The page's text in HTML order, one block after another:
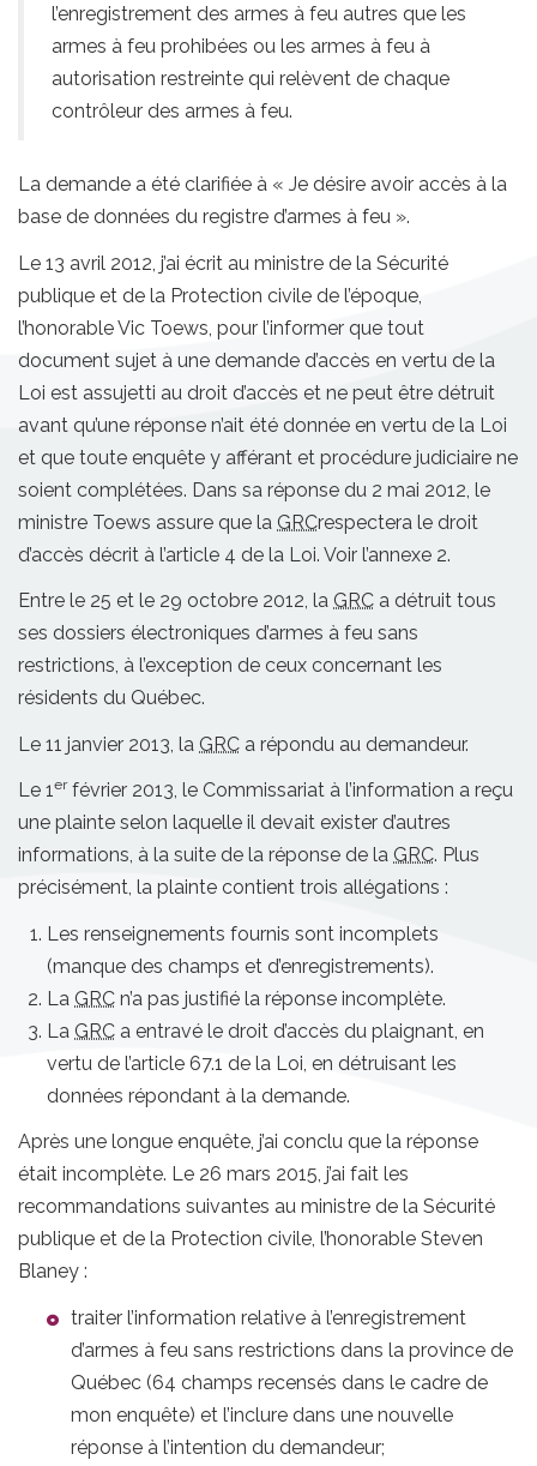
l’enregistrement des armes à feu autres que les
armes à feu prohibées ou les armes à feu à
autorisation restreinte qui relèvent de chaque
contrôleur des armes à feu.
La demande a été clarifiée à « Je désire avoir accès à la
base de données du registre d’armes à feu ».
Le 13 avril 2012, j’ai écrit au ministre de la Sécurité
publique et de la Protection civile de l’époque,
l’honorable Vic Toews, pour l’informer que tout
document sujet à une demande d’accès en vertu de la
Loi est assujetti au droit d’accès et ne peut être détruit
avant qu’une réponse n’ait été donnée en vertu de la Loi
et que toute enquête y afférant et procédure judiciaire ne
soient complétées. Dans sa réponse du 2 mai 2012, le
ministre Toews assure que la GRCrespectera le droit
d’accès décrit à l’article 4 de la Loi. Voir l’annexe 2.
Entre le 25 et le 29 octobre 2012, la GRC a détruit tous
ses dossiers électroniques d’armes à feu sans
restrictions, à l’exception de ceux concernant les
résidents du Québec.
Le 11 janvier 2013, la GRC a répondu au demandeur.
Le 1erfévrier 2013, le Commissariat à l’information a reçu
une plainte selon laquelle il devait exister d’autres
informations, à la suite de la réponse de la GRC. Plus
précisément, la plainte contient trois allégations :
Les renseignements fournis sont incomplets
(manque des champs et d’enregistrements).
La GRC n’a pas justifié la réponse incomplète.
La GRC a entravé le droit d’accès du plaignant, en
vertu de l’article 67.1 de la Loi, en détruisant les
données répondant à la demande.
Après une longue enquête, j’ai conclu que la réponse
était incomplète. Le 26 mars 2015, j’ai fait les
recommandations suivantes au ministre de la Sécurité
publique et de la Protection civile, l’honorable Steven
Blaney :
traiter l’information relative à l’enregistrement
d’armes à feu sans restrictions dans la province de
Québec (64 champs recensés dans le cadre de
mon enquête) et l’inclure dans une nouvelle
réponse à l’intention du demandeur;